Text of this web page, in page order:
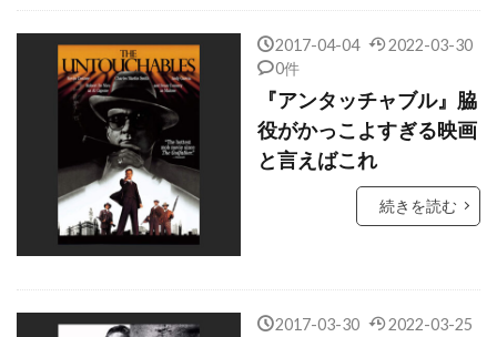
クォン・ヒョゴ
クシシュトフ・ペンデレツキ
クライヴ・オーウェン
クラウディア・シファー
クラウディオ・アルフォンシ
クラレンス・ギリヤード・Jr
クランツ刑事
クラーク・グレッグ
クリスチャン・コルソン
2017-04-04
2022-03-30
0件
『アンタッチャブル』脇
役がかっこよすぎる映画
と言えばこれ
続きを読む
2017-03-30
2022-03-25